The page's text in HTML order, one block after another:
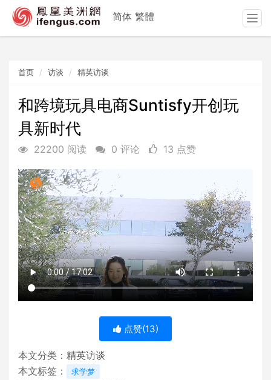
首页 访谈 精英访谈
和跨境玩具电商Suntisfy开创玩
具新时代
22200 阅读 0 评论 13 点赞
点赞(13)
本文分类： 精英访谈
本文标签：
求学梦
简体 繁體
T
o
o
n